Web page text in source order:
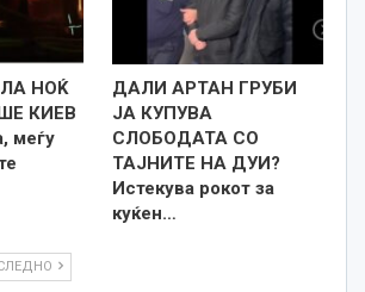
НОЌ
КИЕВ
меѓу
ДАЛИ АРТАН ГРУБИ
ЈА КУПУВА
СЛОБОДАТА СО
ТАЈНИТЕ НА ДУИ?
Истекува рокот за
куќен…